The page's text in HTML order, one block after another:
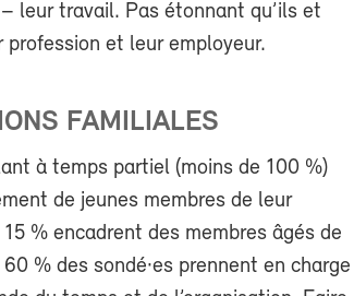
leur travail. Pas étonnant qu’ils et
et leur employeur.
FAMILIALES
à temps partiel (moins de 100 %)
de jeunes membres de leur
% encadrent des membres âgés de
% des sondé·es prennent en charge